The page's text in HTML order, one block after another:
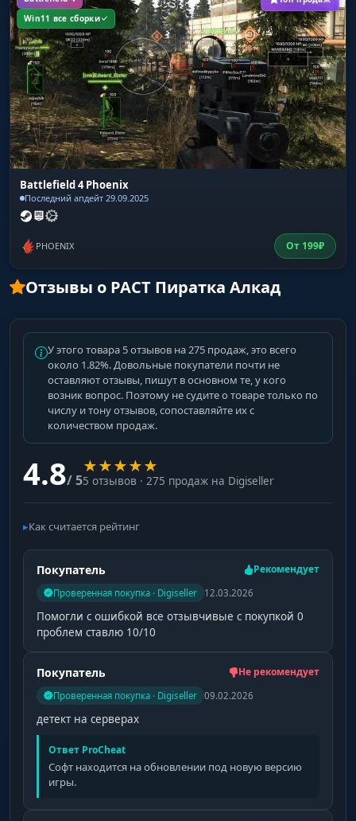
Win11 все сборки
Battlefield 4 Phoenix
Последний апдейт 29.09.2025
PHOENIX От 199₽
Отзывы о РАСТ Пиратка Алкад
У этого товара 5 отзывов на 275 продаж, это всего
около 1.82%. Довольные покупатели почти не
оставляют отзывы, пишут в основном те, у кого
возник вопрос. Поэтому не судите о товаре только по
числу и тону отзывов, сопоставляйте их с
количеством продаж.
4.8/ 5
★★★★★
5 отзывов · 275 продаж на Digiseller
Как считается рейтинг
Покупатель Рекомендует
Проверенная покупка · Digiseller 12.03.2026
Помогли с ошибкой все отзывчивые с покупкой 0
проблем ставлю 10/10
Покупатель Не рекомендует
Проверенная покупка · Digiseller 09.02.2026
детект на серверах
Ответ ProCheat
Софт находится на обновлении под новую версию
игры.